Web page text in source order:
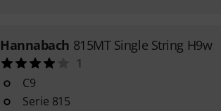
Hannabach 815MT Single String H9w
1
C9
Serie 815